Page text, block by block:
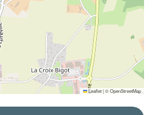
Leaflet|©OpenStreetMap